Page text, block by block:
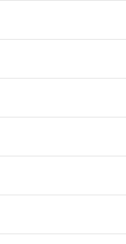
した製品が提供可能
製品に切り替える予